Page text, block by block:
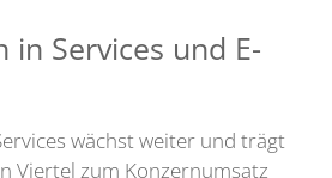
in Services und E-
wächst weiter und trägt
Viertel zum Konzernumsatz